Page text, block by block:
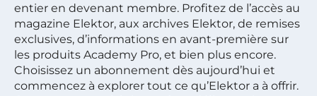
entier en devenant membre. Profitez de l’accès au
magazine Elektor, aux archives Elektor, de remises
exclusives, d’informations en avant-première sur
les produits Academy Pro, et bien plus encore.
Choisissez un abonnement dès aujourd’hui et
commencez à explorer tout ce qu’Elektor a à offrir.